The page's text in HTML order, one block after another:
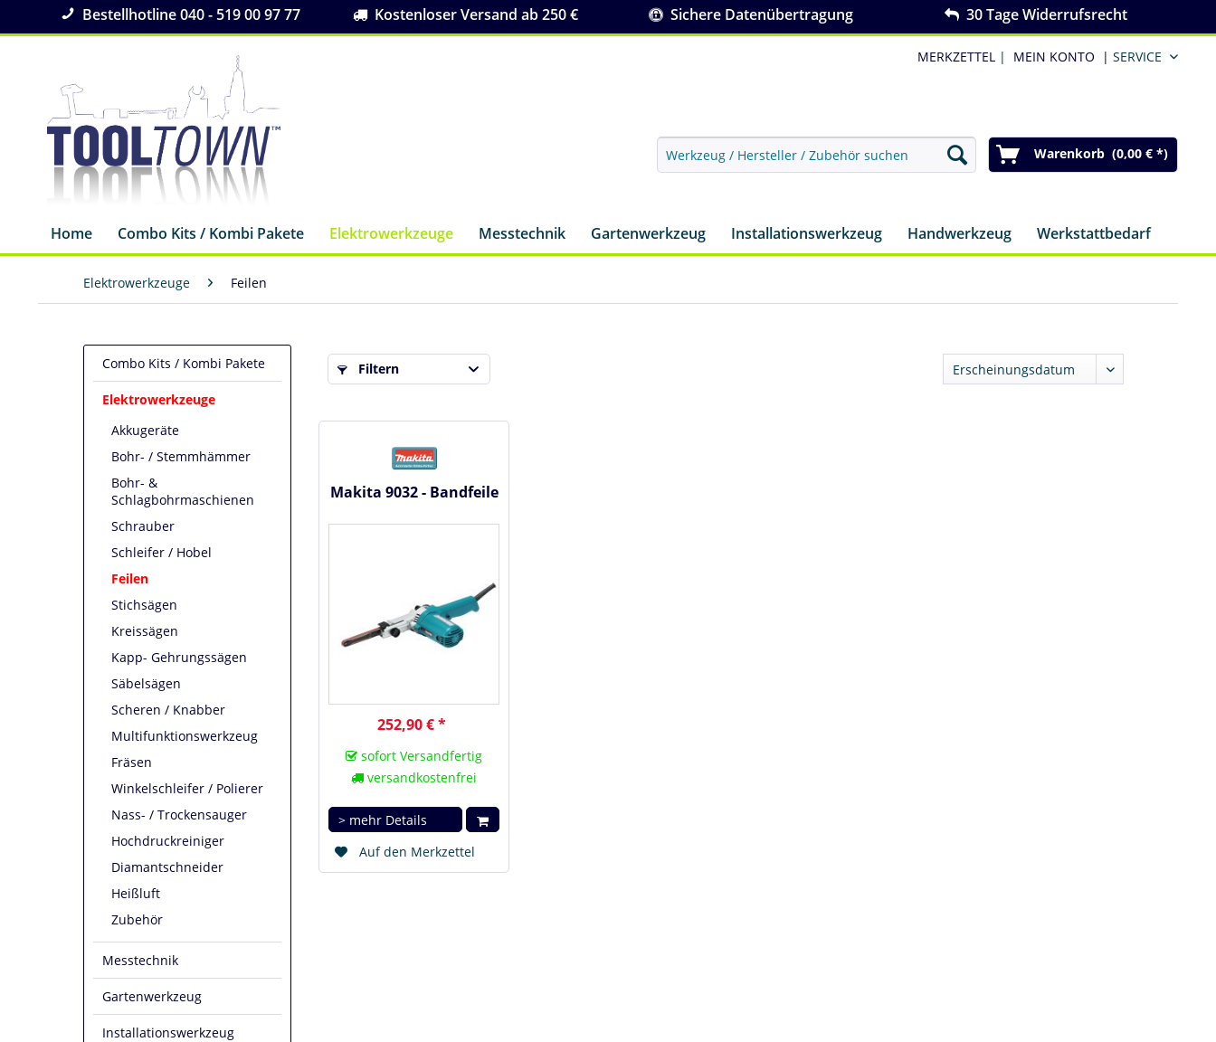
Bestellhotline 040 - 519 00 97 77 Kostenloser Versand ab 250 € Sichere Datenübertragung 30 Tage Widerrufsrecht
MERKZETTEL | MEIN KONTO | SERVICE
Warenkorb (0,00 € *)
Home Combo Kits / Kombi Pakete Elektrowerkzeuge Messtechnik Gartenwerkzeug Installationswerkzeug Handwerkzeug Werkstattbedarf
Elektrowerkzeuge Feilen
Combo Kits / Kombi Pakete
Elektrowerkzeuge
Akkugeräte
Bohr- / Stemmhämmer
Bohr- &
Schlagbohrmaschienen
Schrauber
Schleifer / Hobel
Feilen
Stichsägen
Kreissägen
Kapp- Gehrungssägen
Säbelsägen
Scheren / Knabber
Multifunktionswerkzeug
Fräsen
Winkelschleifer / Polierer
Nass- / Trockensauger
Hochdruckreiniger
Diamantschneider
Heißluft
Zubehör
Messtechnik
Gartenwerkzeug
Installationswerkzeug
Filtern
Makita 9032 - Bandfeile
252,90 € *
sofort Versandfertig
versandkostenfrei
> mehr Details
Auf den Merkzettel